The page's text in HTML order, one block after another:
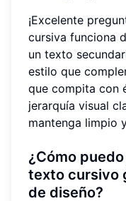
¡Excelente
cursiva funciona
un texto
estilo que
que compita con
jerarquía visual
mantenga limpio
¿Cómo
texto cursivo
de diseño?